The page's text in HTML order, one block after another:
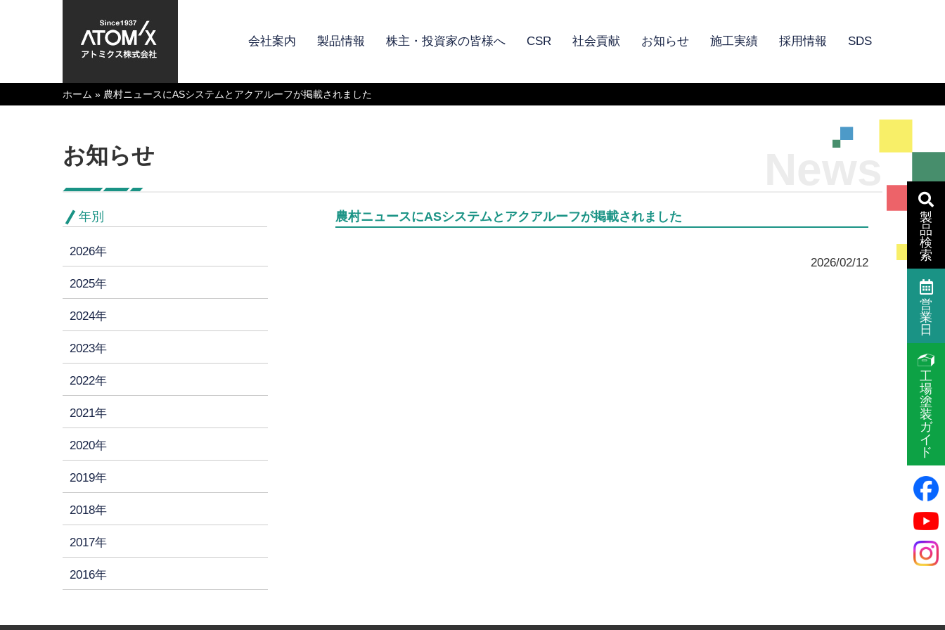
会社案内 製品情報 株主・投資家の皆様へ CSR 社会貢献 お知らせ 施工実績 採用情報 SDS
ホーム » 農村ニュースにASシステムとアクアルーフが掲載されました
お知らせ News
年別
2026年
2025年
2024年
2023年
2022年
2021年
2020年
2019年
2018年
2017年
2016年
農村ニュースにASシステムとアクアルーフが掲載されました
2026/02/12
製
品
検
索
営
業
日
工
場
塗
装
ガ
イ
ド